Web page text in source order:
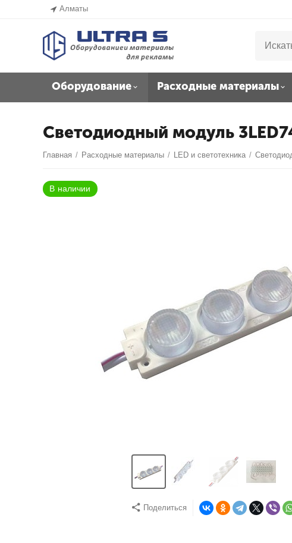
Алматы
Оборудование Расходные материалы
Светодиодный модуль
Главная / Расходные материалы / LED и светотехника /
Поделиться